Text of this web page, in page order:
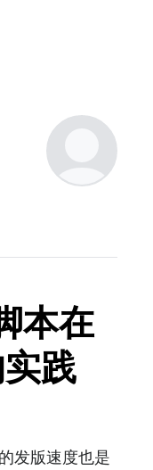
本在
践
发版速度也是